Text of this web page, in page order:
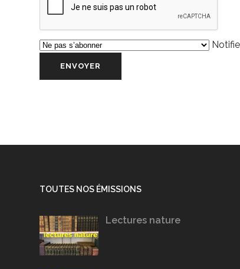
TOUTES NOS ÉMISSIONS
Lectures nature